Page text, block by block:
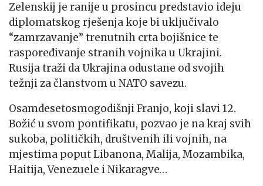
Zelenskij je ranije u prosincu predstavio ideju
diplomatskog rješenja koje bi uključivalo
“zamrzavanje” trenutnih crta bojišnice te
raspoređivanje stranih vojnika u Ukrajini.
Rusija traži da Ukrajina odustane od svojih
težnji za članstvom u NATO savezu.
Osamdesetosmogodišnji Franjo, koji slavi 12.
Božić u svom pontifikatu, pozvao je na kraj svih
sukoba, političkih, društvenih ili vojnih, na
mjestima poput Libanona, Malija, Mozambika,
Haitija, Venezuele i Nikaragve…